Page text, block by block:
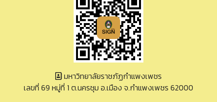
มหาวิทยาลัยราชภัฏกำแพงเพชร
เลขที่ 69 หมู่ที่ 1 ต.นครชุม อ.เมือง จ.กำแพงเพชร 62000